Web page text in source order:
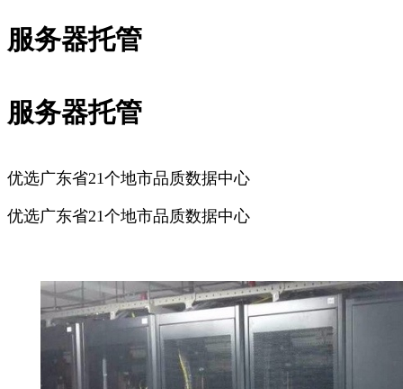
服务器托管
服务器托管
优选广东省21个地市品质数据中心
优选广东省21个地市品质数据中心